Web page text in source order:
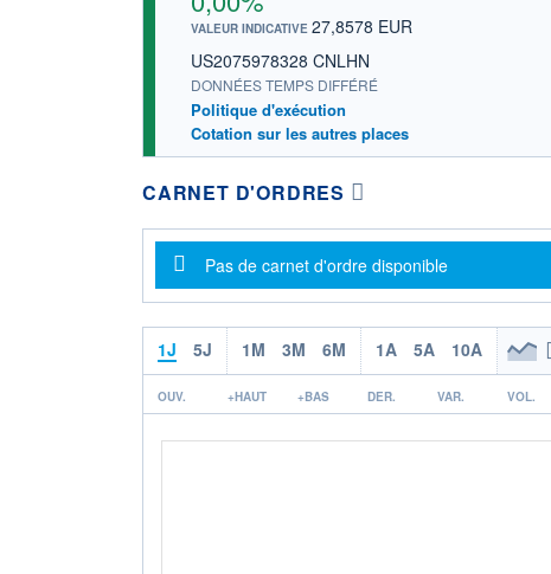
VALEUR INDICATIVE 27,8578 EUR
US2075978328 CNLHN
DONNÉES TEMPS DIFFÉRÉ
Politique d'exécution
Cotation sur les autres places
CARNET D'ORDRES
Message d'information
Pas de carnet d'ordre disponible
1J 5J 1M 3M 6M 1A 5A 10A
OUV. +HAUT +BAS DER. VAR. VOL.